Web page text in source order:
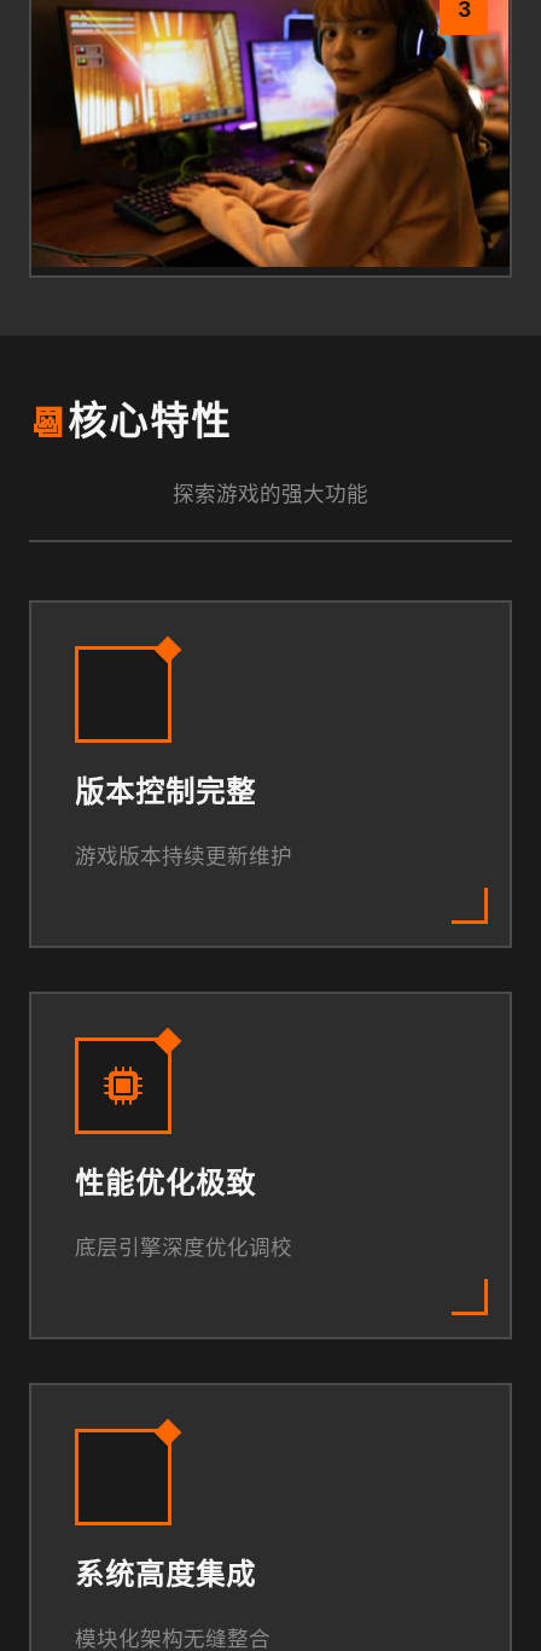
3
📆 核心特性
探索游戏的强大功能
版本控制完整
游戏版本持续更新维护
性能优化极致
底层引擎深度优化调校
系统高度集成
模块化架构无缝整合